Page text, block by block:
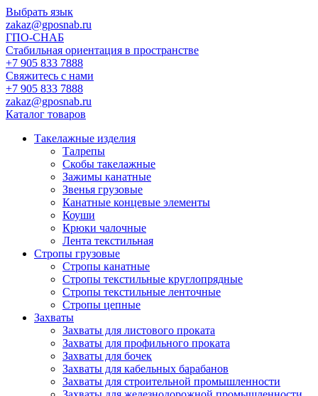
Выбрать язык
zakaz@gposnab.ru
ГПО-СНАБ
Стабильная ориентация в пространстве
+7 905 833 7888
Свяжитесь с нами
+7 905 833 7888
zakaz@gposnab.ru
Каталог товаров
Такелажные изделия
Талрепы
Скобы такелажные
Зажимы канатные
Звенья грузовые
Канатные концевые элементы
Коуши
Крюки чалочные
Лента текстильная
Стропы грузовые
Стропы канатные
Стропы текстильные круглопрядные
Стропы текстильные ленточные
Стропы цепные
Захваты
Захваты для листового проката
Захваты для профильного проката
Захваты для бочек
Захваты для кабельных барабанов
Захваты для строительной промышленности